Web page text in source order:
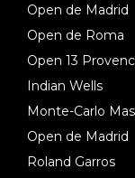
Open de Madrid
Open de Roma
Open 13
Indian Wells
Monte-Carlo
Open de Madrid
Roland Garros